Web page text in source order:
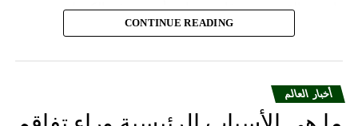
واعتبر «القيصر» من قاعة «سانت أندروز» في الكرملين، حيث
استُقبل بتصفيق حار من المسؤولين الروس وأبرز الشخصيات
هائل ومسؤولية ومهمّة مقدّسة».
وبعدما وقف بمفرده تحت المطر بينما شاهد عرضاً عسكريّاً،
باركه رئيس الكنيسة الأرثوذكسية الروسية البطريرك كيريل الذي
CONTINUE READING
أخبار العالم